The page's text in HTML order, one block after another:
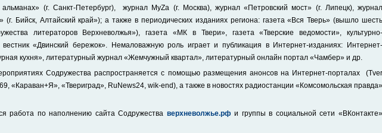
(г. Санкт-Петербург), журнал МуZa (г. Москва), журнал «Петровский мост» (г. Липецк), журнал
(г. Бийск, Алтайский край»); а также в периодических изданиях региона: газета «Вся Тверь» (вышло шесть
литераторов Верхневолжья»), газета «МК в Твери», газета «Тверские ведомости», культурно-
вестник «Двинский бережок». Немаловажную роль играет и публикация в Интернет-изданиях: Интернет-
кухня», литературный журнал «Жемчужный квартал», литературный онлайн портал «Чамбер» и др.
Содружества распространяется с помощью размещения анонсов на Интернет-порталах (Tver
«Караван+Я», «Твериград», RuNews24, wik-end), а также в новостях радиостанции «Комсомольская правда»
работа по наполнению сайта Содружества верхневолжье.рф и группы в социальной сети «ВКонтакте»